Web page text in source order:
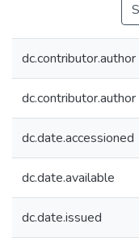
dc.contributor.author
dc.contributor.author
dc.date.accessioned
dc.date.available
dc.date.issued